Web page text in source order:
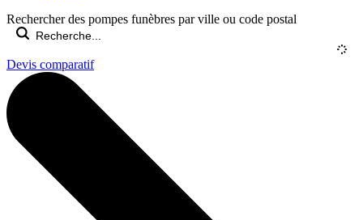
Rechercher des pompes funèbres par ville ou code postal
Devis comparatif